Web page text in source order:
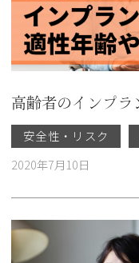
安全性・リスク
2020年7月10日